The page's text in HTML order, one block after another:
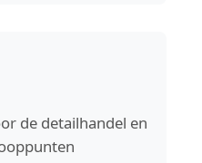
de detailhandel en